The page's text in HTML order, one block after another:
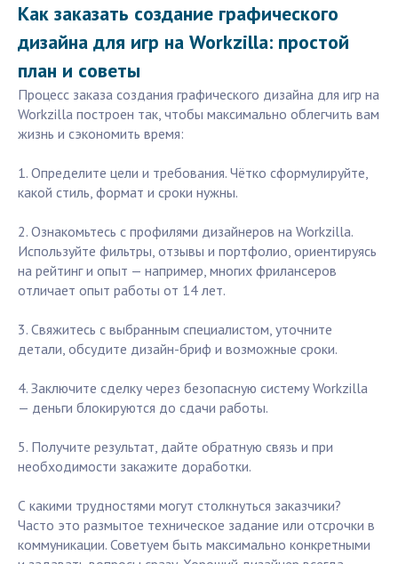
Как заказать создание графического
дизайна для игр на Workzilla: простой
план и советы
Процесс заказа создания графического дизайна для игр на
Workzilla построен так, чтобы максимально облегчить вам
жизнь и сэкономить время:
1. Определите цели и требования. Чётко сформулируйте,
какой стиль, формат и сроки нужны.
2. Ознакомьтесь с профилями дизайнеров на Workzilla.
Используйте фильтры, отзывы и портфолио, ориентируясь
на рейтинг и опыт — например, многих фрилансеров
отличает опыт работы от 14 лет.
3. Свяжитесь с выбранным специалистом, уточните
детали, обсудите дизайн-бриф и возможные сроки.
4. Заключите сделку через безопасную систему Workzilla
— деньги блокируются до сдачи работы.
5. Получите результат, дайте обратную связь и при
необходимости закажите доработки.
С какими трудностями могут столкнуться заказчики?
Часто это размытое техническое задание или отсрочки в
коммуникации. Советуем быть максимально конкретными